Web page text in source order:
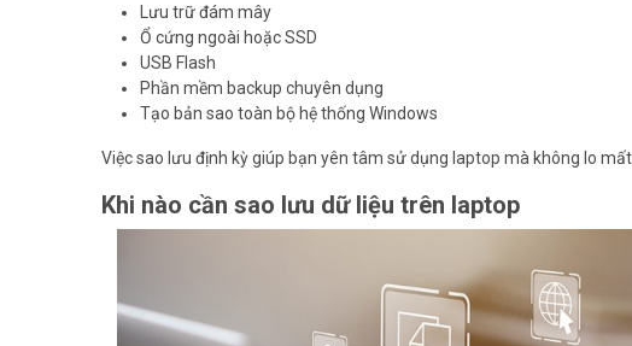
Lưu trữ đám mây
Ổ cứng ngoài hoặc SSD
USB Flash
Phần mềm backup chuyên dụng
Tạo bản sao toàn bộ hệ thống Windows
Việc sao lưu định kỳ giúp bạn yên tâm sử dụng laptop mà không lo
Khi nào cần sao lưu dữ liệu trên laptop